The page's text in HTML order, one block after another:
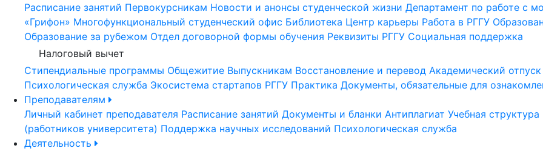
Расписание занятий Первокурсникам Новости и анонсы студенческой жизни Департамент по работе с
«Грифон» Многофункциональный студенческий офис Библиотека Центр карьеры Работа в РГГУ
Образование за рубежом Отдел договорной формы обучения Реквизиты РГГУ Социальная поддержка
Налоговый вычет
Стипендиальные программы Общежитие Выпускникам Восстановление и перевод Академический отпуск
Психологическая служба Экосистема стартапов РГГУ Практика Документы, обязательные для
Преподавателям
Личный кабинет преподавателя Расписание занятий Документы и бланки Антиплагиат Учебная структура
(работников университета) Поддержка научных исследований Психологическая служба
Деятельность